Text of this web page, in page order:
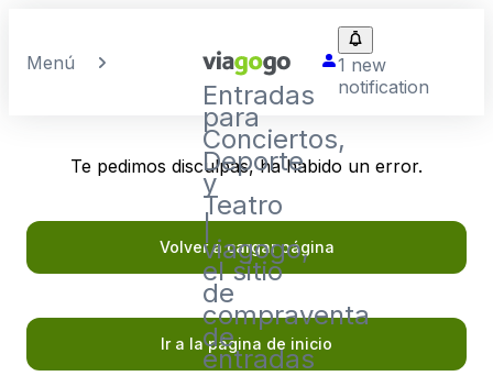
Menú
Entradas
para
Conciertos,
Deporte
y
Teatro
|
viagogo,
el sitio
de
compraventa
de
entradas
1 new
notification
Te pedimos disculpas, ha habido un error.
Volver a cargar página
Ir a la página de inicio